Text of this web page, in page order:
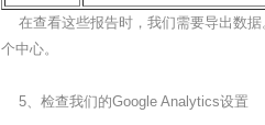
在查看这些报告时，我们需要导出数据
个中心。
5、检查我们的Google Analytics设置